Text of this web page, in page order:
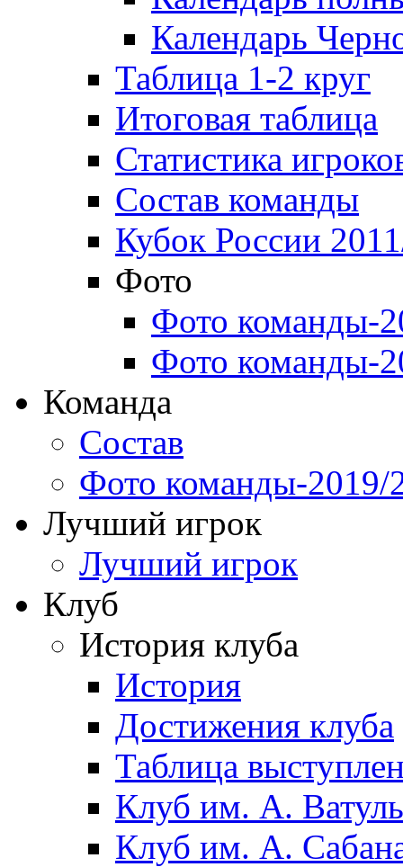
Календарь
Таблица 1-2 круг
Итоговая таблица
Статистика
Состав команды
Кубок России
Фото
Фото команды-
Фото команды-
Команда
Состав
Фото команды-2019/
Лучший игрок
Лучший игрок
Клуб
История клуба
История
Достижения клуба
Таблица
Клуб им. А.
Клуб им. А.